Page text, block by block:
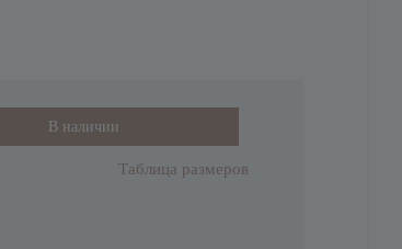
В наличии
Таблица размеров